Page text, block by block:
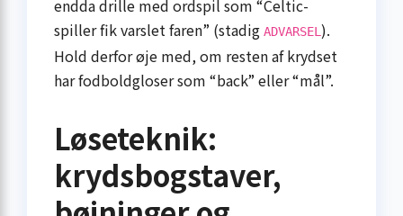
endda drille med ordspil som “Celtic-
spiller fik varslet faren” (stadig ADVARSEL).
Hold derfor øje med, om resten af krydset
har fodboldgloser som “back” eller “mål”.
Løseteknik:
krydsbogstaver,